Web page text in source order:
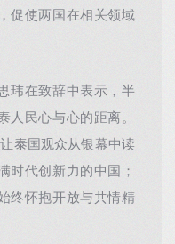
促使两国在相关领域
在致辞中表示，半
人民心与心的距离。
泰国观众从银幕中读
时代创新力的中国；
终怀抱开放与共情精